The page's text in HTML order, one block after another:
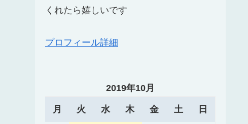
くれたら嬉しいです
プロフィール詳細
2019年10月
月 火 水 木 金 土 日